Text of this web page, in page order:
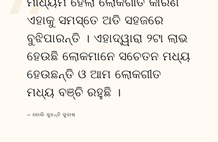
ଏହାକୁ ସମସ୍ତେ ଅତି ସହଜରେ
ବୁଝିପାରନ୍ତି । ଏହାଦ୍ୱାରା ୨ଟା ଲାଭ
ହେଉଛି ଲୋକମାନେ ସଚେତନ ମଧ୍ୟ
ହେଉଛନ୍ତି ଓ ଆମ ଲୋକଗୀତ
ମଧ୍ୟ ବଞ୍ଚି ରହୁଛି ।
– ବୋଲି କୁହନ୍ତି ସୁବାଷ